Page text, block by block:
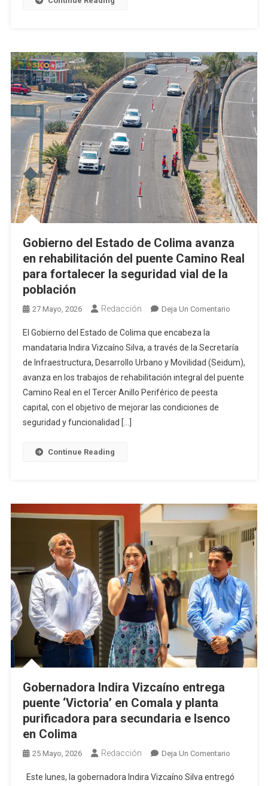
Gobierno del Estado de Colima avanza
en rehabilitación del puente Camino Real
para fortalecer la seguridad vial de la
población
27 Mayo, 2026 Redacción Deja Un ComentarioEn
Estado
De
Colima
La
Seguridad
Vial
De
La
Población
El Gobierno del Estado de Colima que encabeza la
mandataria Indira Vizcaíno Silva, a través de la Secretaría
de Infraestructura, Desarrollo Urbano y Movilidad (Seidum),
avanza en los trabajos de rehabilitación integral del puente
Camino Real en el Tercer Anillo Periférico de peesta
capital, con el objetivo de mejorar las condiciones de
seguridad y funcionalidad […]
Continue Reading
Gobernadora Indira Vizcaíno entrega
puente ‘Victoria’ en Comala y planta
purificadora para secundaria e Isenco
en Colima
25 Mayo, 2026 Redacción Deja Un ComentarioEn
Indira
Este lunes, la gobernadora Indira Vizcaíno Silva entregó